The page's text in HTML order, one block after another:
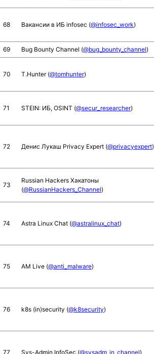
68 Вакансии в ИБ infosec (@infosec_work)
69 Bug Bounty Channel (@bug_bounty_channel)
70 T.Hunter (@tomhunter)
71 STEIN: ИБ, OSINT (@secur_researcher)
72 Денис Лукаш Privacy Expert (@privacyexpert)
73
Russian Hackers Хакатоны
(@RussianHackers_Channel)
74 Astra Linux Chat (@astralinux_chat)
75 AM Live (@anti_malware)
76 k8s (in)security (@k8security)
77 Sys-Admin InfoSec (@sysadm_in_channel)